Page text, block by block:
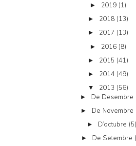
► 2019 (1)
► 2018 (13)
► 2017 (13)
► 2016 (8)
► 2015 (41)
► 2014 (49)
▼ 2013 (56)
► De Desembre
► De Novembre
► D’octubre (5)
► De Setembre